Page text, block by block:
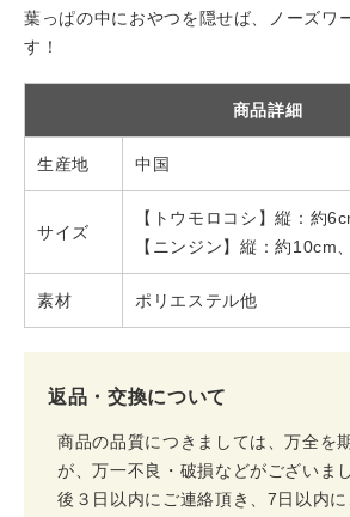
葉っぱの中におやつを隠せば、ノーズワ
す！
商品詳細
生産地 中国
サイズ
【トウモロコシ】縦：約
【ニンジン】縦：約10cm
素材 ポリエステル他
返品・交換について
商品の品質につきましては、万全を
が、万一不良・破損などがございま
後３日以内にご連絡頂き、7日以内に